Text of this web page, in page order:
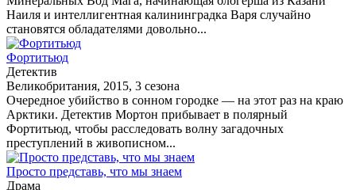
Наиля и интеллигентная калининградка Варя случайно
становятся обладателями довольно...
Фортитьюд
Детектив
Великобритания, 2015, 3 сезона
Очередное убийство в сонном городке — на этот раз на краю
Арктики. Детектив Мортон прибывает в полярный
Фортитьюд, чтобы расследовать волну загадочных
преступлений в живописном...
Просто представь, что мы знаем
Драма